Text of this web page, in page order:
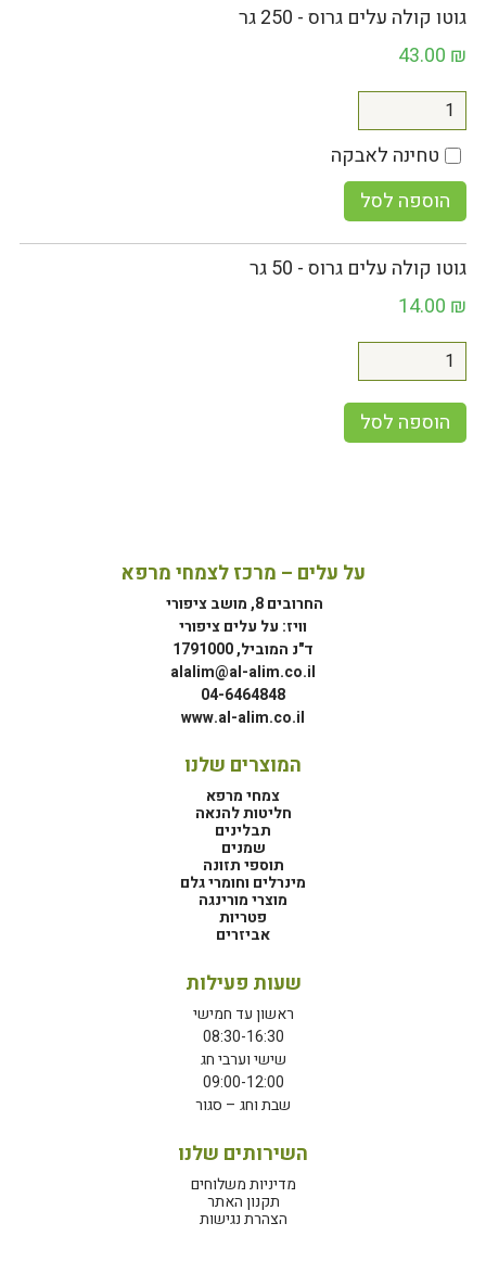
גוטו קולה עלים גרוס - 250 גר
43.00 ₪
טחינה לאבקה
הוספה לסל
גוטו קולה עלים גרוס - 50 גר
14.00 ₪
הוספה לסל
על עלים – מרכז לצמחי מרפא
החרובים 8, מושב ציפורי
וויז: על עלים ציפורי
ד"נ המוביל, 1791000
alalim@al-alim.co.il
04-6464848
www.al-alim.co.il
המוצרים שלנו
צמחי מרפא
חליטות להנאה
תבלינים
שמנים
תוספי תזונה
מינרלים וחומרי גלם
מוצרי מורינגה
פטריות
אביזרים
שעות פעילות
ראשון עד חמישי
08:30-16:30
שישי וערבי חג
09:00-12:00
שבת וחג – סגור
השירותים שלנו
מדיניות משלוחים
תקנון האתר
הצהרת נגישות